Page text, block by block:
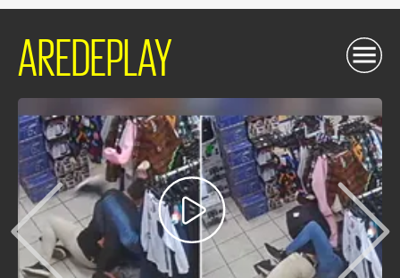
AREDEPLAY